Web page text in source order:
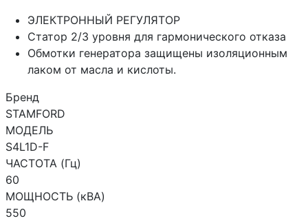
ЭЛЕКТРОННЫЙ РЕГУЛЯТОР
Статор 2/3 уровня для гармонического отказа
Обмотки генератора защищены изоляционным
лаком от масла и кислоты.
Бренд
STAMFORD
МОДЕЛЬ
S4L1D-F
ЧАСТОТА (Гц)
60
МОЩНОСТЬ (кВА)
550